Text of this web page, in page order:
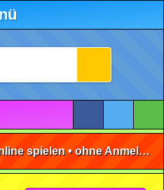
Feed Monster kostenlos online spielen • ohne Anmeldung 🕹️